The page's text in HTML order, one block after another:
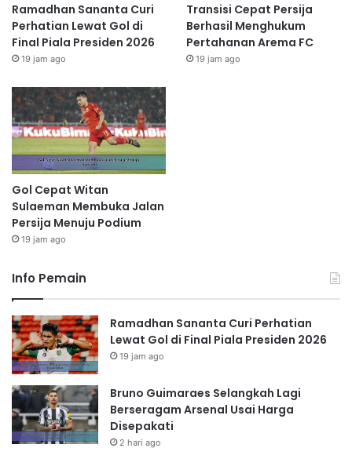
Ramadhan Sananta Curi
Perhatian Lewat Gol di
Final Piala Presiden 2026
19 jam ago
Transisi Cepat Persija
Berhasil Menghukum
Pertahanan Arema FC
19 jam ago
Gol Cepat Witan
Sulaeman Membuka Jalan
Persija Menuju Podium
19 jam ago
Info Pemain
Ramadhan Sananta Curi Perhatian
Lewat Gol di Final Piala Presiden 2026
19 jam ago
Bruno Guimaraes Selangkah Lagi
Berseragam Arsenal Usai Harga
Disepakati
2 hari ago